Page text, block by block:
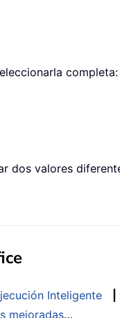
completa:
dos valores
Inteligente
mejoradas…